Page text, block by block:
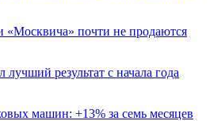
«Москвича» почти не продаются
лучший результат с начала года
машин: +13% за семь месяцев